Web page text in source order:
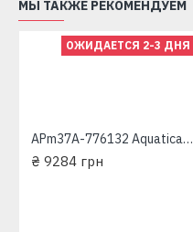
МЫ ТАКЖЕ РЕКОМЕНДУЕМ
ОЖИДАЕТСЯ 2-3 ДНЯ
APm37A-776132 Aquatica Станция водоснабжения вихревая
₴ 9284 грн